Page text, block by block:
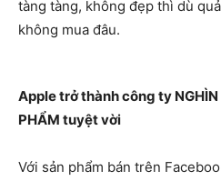
tàng tàng, không đẹp thì dù
không mua đâu.
Apple trở thành công ty
PHẨM tuyệt vời
Với sản phẩm bán trên